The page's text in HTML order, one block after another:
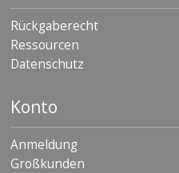
Rückgaberecht
Ressourcen
Datenschutz
Konto
Anmeldung
Großkunden